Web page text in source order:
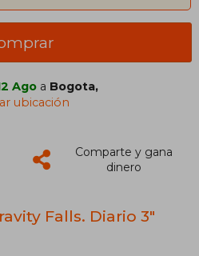
Ago a Bogota,
ubicación
Comparte y gana
dinero
Falls. Diario 3"